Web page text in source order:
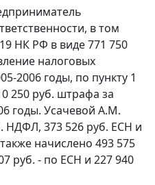
в том
НК РФ в виде 771 750
налоговых
2006 годы, по пункту 1
250 руб. штрафа за
годы. Усачевой А.М.
НДФЛ, 373 526 руб. ЕСН и
начислено 493 575
руб. - по ЕСН и 227 940